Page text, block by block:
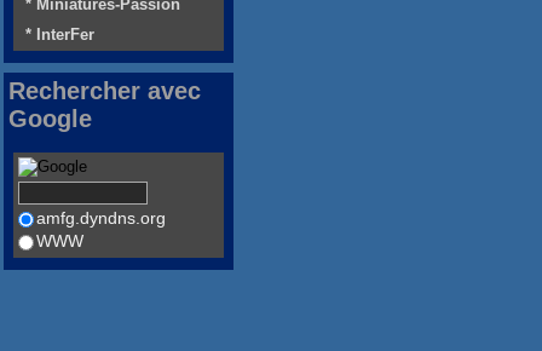
* Miniatures-Passion
* InterFer
Rechercher avec
Google
amfg.dyndns.org
WWW